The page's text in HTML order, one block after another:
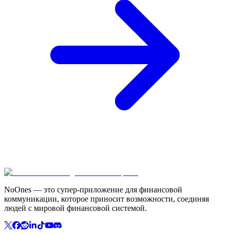
NoOnes — это супер-приложение для финансовой
коммуникации, которое приносит возможности, соединяя
людей с мировой финансовой системой.